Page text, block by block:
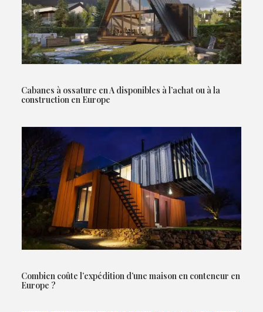
Cabanes à ossature en A disponibles à l’achat ou à la
construction en Europe
Combien coûte l’expédition d’une maison en conteneur en
Europe ?